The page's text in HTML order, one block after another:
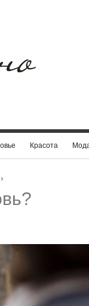
Красота
›